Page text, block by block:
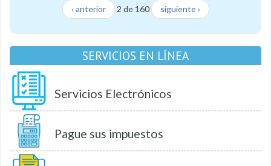
‹ anterior 2 de 160 siguiente ›
SERVICIOS EN LÍNEA
Servicios Electrónicos
Pague sus impuestos